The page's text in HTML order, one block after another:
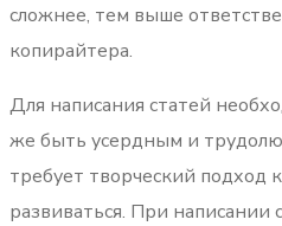
сложнее, тем выше
копирайтера.
Для написания статей
же быть усердным и
требует творческий подход
развиваться. При написании